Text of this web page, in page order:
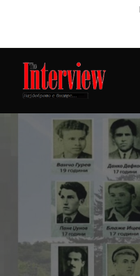
Интервју